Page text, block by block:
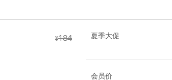
¥ 夏季大促
会员价